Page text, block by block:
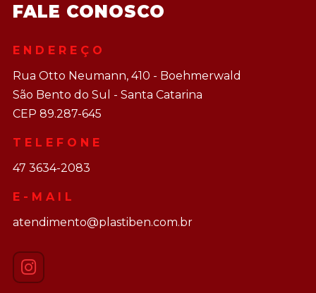
FALE CONOSCO
ENDEREÇO
Rua Otto Neumann, 410 - Boehmerwald
São Bento do Sul - Santa Catarina
CEP 89.287-645
TELEFONE
47 3634-2083
E-MAIL
atendimento@plastiben.com.br